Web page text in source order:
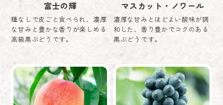
富士の輝
種なしで皮ごと食べられ、濃厚
な甘みと豊かな香りが楽しめる
高級黒ぶどうです。
マスカット・ノワール
濃厚な甘みとほどよい酸味が調
和した、香り豊かでコクのある
黒ぶどうです。